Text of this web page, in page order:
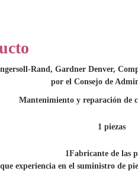
Rand, Gardner Denver,
por el Consejo de
Mantenimiento y reparación de
1 piezas
1Fabricante de las
experiencia en el suministro de